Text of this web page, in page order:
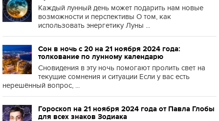
Каждый лунный день может подарить нам новые
возможности и перспективы О том, как
использовать энергетику Луны ...
Сон в ночь с 20 на 21 ноября 2024 года:
толкование по лунному календарю
Сновидения в эту ночь помогают пролить свет на
текущие сомнения и ситуации Если у вас есть
нерешённый вопрос, ...
Гороскоп на 21 ноября 2024 года от Павла Глобы
для всех знаков Зодиака